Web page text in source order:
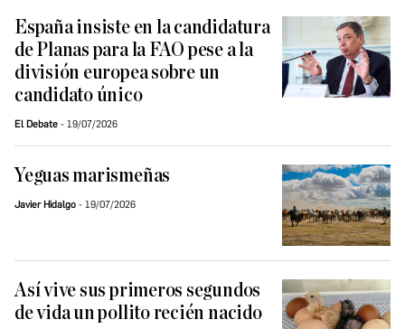
España insiste en la candidatura
de Planas para la FAO pese a la
división europea sobre un
candidato único
El Debate 19/07/2026
Yeguas marismeñas
Javier Hidalgo 19/07/2026
Así vive sus primeros segundos
de vida un pollito recién nacido